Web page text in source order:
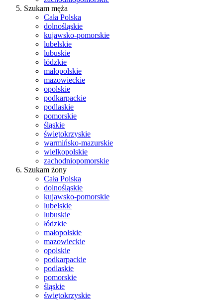
Szukam męża
Cała Polska
dolnośląskie
kujawsko-pomorskie
lubelskie
lubuskie
łódzkie
małopolskie
mazowieckie
opolskie
podkarpackie
podlaskie
pomorskie
śląskie
świętokrzyskie
warmińsko-mazurskie
wielkopolskie
zachodniopomorskie
Szukam żony
Cała Polska
dolnośląskie
kujawsko-pomorskie
lubelskie
lubuskie
łódzkie
małopolskie
mazowieckie
opolskie
podkarpackie
podlaskie
pomorskie
śląskie
świętokrzyskie